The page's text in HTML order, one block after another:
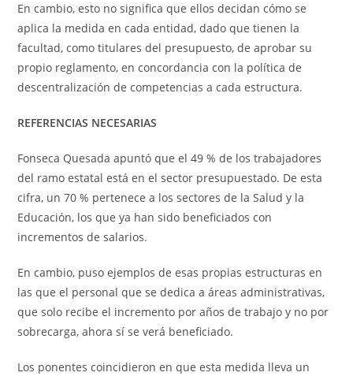
En cambio, esto no significa que ellos decidan cómo se
aplica la medida en cada entidad, dado que tienen la
facultad, como titulares del presupuesto, de aprobar su
propio reglamento, en concordancia con la política de
descentralización de competencias a cada estructura.
REFERENCIAS NECESARIAS
Fonseca Quesada apuntó que el 49 % de los trabajadores
del ramo estatal está en el sector presupuestado. De esta
cifra, un 70 % pertenece a los sectores de la Salud y la
Educación, los que ya han sido beneficiados con
incrementos de salarios.
En cambio, puso ejemplos de esas propias estructuras en
las que el personal que se dedica a áreas administrativas,
que solo recibe el incremento por años de trabajo y no por
sobrecarga, ahora sí se verá beneficiado.
Los ponentes coincidieron en que esta medida lleva un